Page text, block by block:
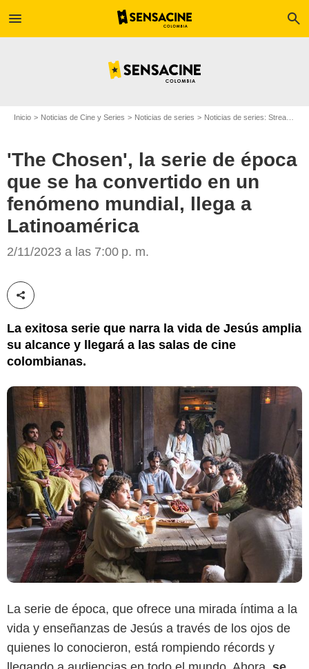
menu search
Inicio Noticias de Cine y Series Noticias de series Noticias de series: Streaming
'The Chosen', la serie de época
que se ha convertido en un
fenómeno mundial, llega a
Latinoamérica
2/11/2023 a las 7:00 p. m.
Compartir esta noticia
La exitosa serie que narra la vida de Jesús amplia
su alcance y llegará a las salas de cine
colombianas.
'The Chosen'
La serie de época, que ofrece una mirada íntima a la
vida y enseñanzas de Jesús a través de los ojos de
quienes lo conocieron, está rompiendo récords y